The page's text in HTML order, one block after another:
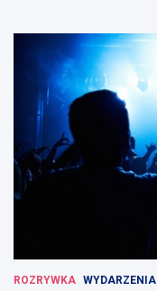
ROZRYWKA WYDARZENIA